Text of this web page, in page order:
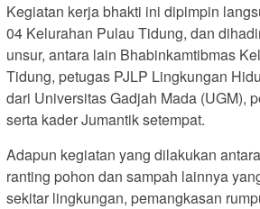
Kegiatan kerja bhakti ini dipimpin
04 Kelurahan Pulau Tidung, dan
unsur, antara lain Bhabinkamtibmas
Tidung, petugas PJLP Lingkungan
dari Universitas Gadjah Mada (UGM),
serta kader Jumantik setempat.
Adapun kegiatan yang dilakukan
ranting pohon dan sampah lainnya
sekitar lingkungan, pemangkasan